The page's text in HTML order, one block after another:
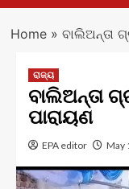
Home» ବାଲିଅନ୍ତା
ରାଜ୍ୟ
ବାଲିଅନ୍ତା
ପାରାୟଣ
EPA editor May